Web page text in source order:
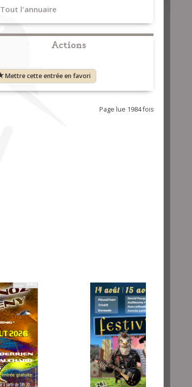
Tout l'annuaire
Actions
Mettre cette entrée en favori
Page lue 1984 fois